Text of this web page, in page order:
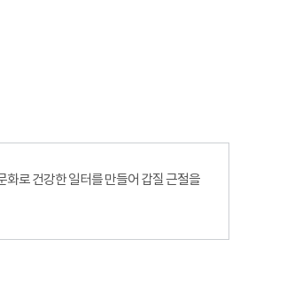
로 건강한 일터를 만들어 갑질 근절을